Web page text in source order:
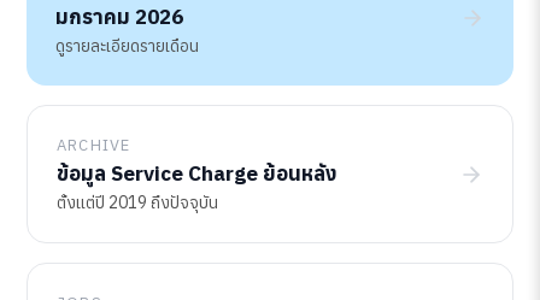
มกราคม 2026
ดูรายละเอียดรายเดือน
ARCHIVE
ข้อมูล Service Charge ย้อนหลัง
ตั้งแต่ปี 2019 ถึงปัจจุบัน